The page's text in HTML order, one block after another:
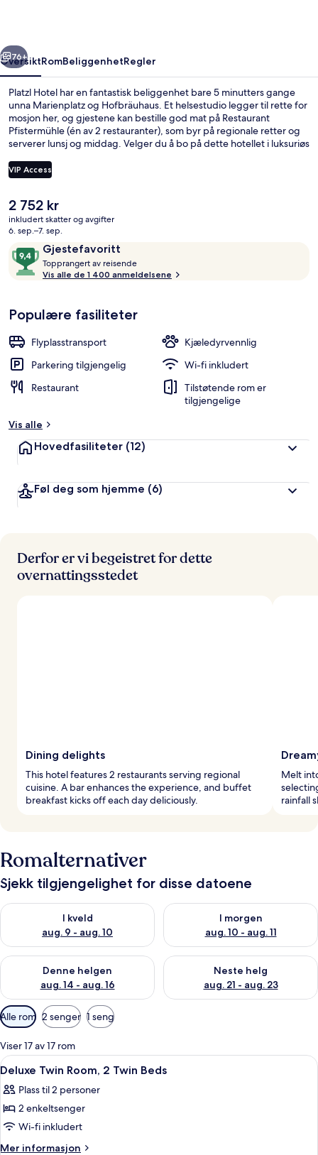
Neste
76+
OversiktRomBeliggenhetRegler
Platzl Hotel har en fantastisk beliggenhet bare 5 minutters gange
unna Marienplatz og Hofbräuhaus. Et helsestudio legger til rette for
mosjon her, og gjestene kan bestille god mat på Restaurant
Pfistermühle (én av 2 restauranter), som byr på regionale retter og
serverer lunsj og middag. Velger du å bo på dette hotellet i luksuriøs
reisende skryter av den vennlige betjeningen og
overnattingsstedets forfatning. Det er ikke langt å gå til
Nationaltheater trikkeholdeplass og 5 minutter å gå til
Kammerspiele trikkeholdeplass.
VIP Access
Den
nåværende
prisen
2 752 kr
2 752 kr
inkludert skatter og avgifter
6. sep.–7. sep.
AnmeldelserGjestefavoritt
9,4
av
10,
Topprangert av reisende
o
r
i
s
Vis alle de 1 400 anmeldelsene
Populære fasiliteter
Flyplasstransport
Kjæledyrvennlig
Parkering tilgjengelig
Wi-fi inkludert
Restaurant
Tilstøtende rom er
tilgjengelige
Vis alle
Hovedfasiliteter (12)
Føl deg som hjemme (6)
Derfor er vi begeistret for dette
overnattingsstedet
Dining delights
This hotel features 2 restaurants serving regional
cuisine. A bar enhances the experience, and buffet
breakfast kicks off each day deliciously.
Melt
rainfall
Romalternativer
Sjekk tilgjengelighet for disse datoene
I kveld
aug. 9 - aug. 10
Sjekk tilgjengelighet for i kveld, aug. 9 - aug. 10
I morgen
aug. 10 - aug. 11
Sjekk tilgjengelighet for i
Denne helgen
aug. 14 - aug. 16
Sjekk tilgjengelighet for denne helgen, aug. 14 - aug. 16
Neste helg
aug. 21 - aug. 23
Sjekk tilgjengelighet for
Tilgjengelige
filtre
for
rom
Alle rom 2 senger 1 seng
Viser 17 av 17 rom
Åpne
alle
bildene
av
Deluxe
Twin
Sengetøy av topp kvalitet, minibar,
4
Deluxe Twin Room, 2 Twin Beds
Plass til 2 personer
2 enkeltsenger
Wi-fi inkludert
Mer informasjon
Mer